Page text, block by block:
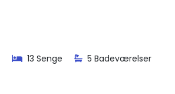
13 Senge 5 Badeværelser